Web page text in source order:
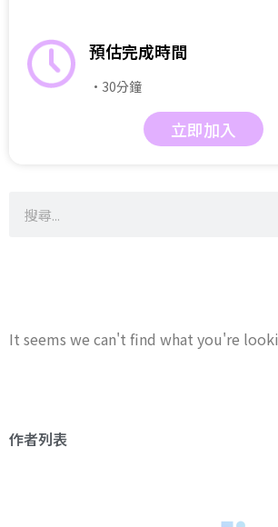
預估完成時間
・30分鐘
立即加入
It seems we can't find what you're
作者列表